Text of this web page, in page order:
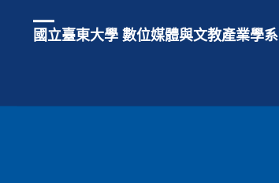
國立臺東大學 數位媒體與文教產業學系